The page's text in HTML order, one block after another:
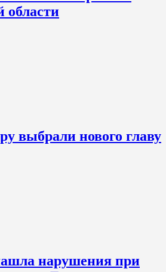
области
выбрали нового главу
нарушения при